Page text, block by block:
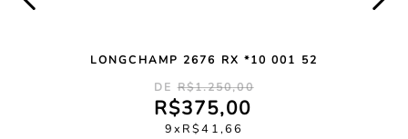
LONGCHAMP 2676 RX *10 001 52
R$1.250,00
R$375,00
9 R$41,66